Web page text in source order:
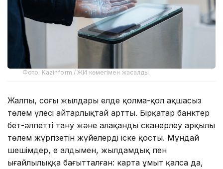
Фото: Kazinform / ЖИ көмегімен жасалды
Жалпы, соңғы жылдары елде қолма-қол ақшасыз
төлем үлесі айтарлықтай артты. Бірқатар банктер
бет-әлпетті тану және алақанды сканерлеу арқылы
төлем жүргізетін жүйелерді іске қосты. Мұндай
шешімдер, ең алдымен, жылдамдық пен
ыңғайлылыққа бағытталған: карта ұмыт қалса да,